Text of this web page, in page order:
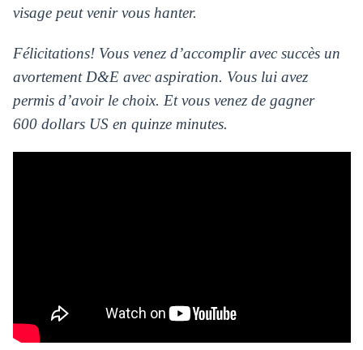
visage peut venir vous hanter.
Félicitations! Vous venez d’accomplir avec succès un
avortement D&E avec aspiration. Vous lui avez
permis d’avoir le choix. Et vous venez de gagner
600 dollars US en quinze minutes.